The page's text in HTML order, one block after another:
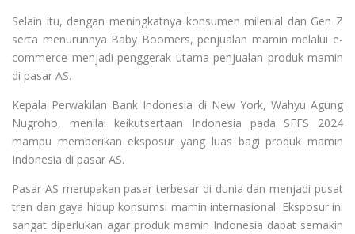
Selain itu, dengan meningkatnya konsumen milenial dan Gen Z
serta menurunnya Baby Boomers, penjualan mamin melalui e-
commerce menjadi penggerak utama penjualan produk mamin
di pasar AS.
Kepala Perwakilan Bank Indonesia di New York, Wahyu Agung
Nugroho, menilai keikutsertaan Indonesia pada SFFS 2024
mampu memberikan eksposur yang luas bagi produk mamin
Indonesia di pasar AS.
Pasar AS merupakan pasar terbesar di dunia dan menjadi pusat
tren dan gaya hidup konsumsi mamin internasional. Eksposur ini
sangat diperlukan agar produk mamin Indonesia dapat semakin